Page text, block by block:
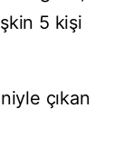
5 kişi
çıkan